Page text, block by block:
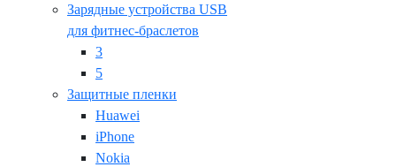
Зарядные устройства USB
для фитнес-браслетов
3
5
Защитные пленки
Huawei
iPhone
Nokia